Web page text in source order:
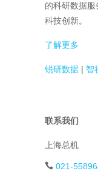
的科研数据
科技创新。
了解更多
锐研数据 | 智
联系我们
上海总机
021-